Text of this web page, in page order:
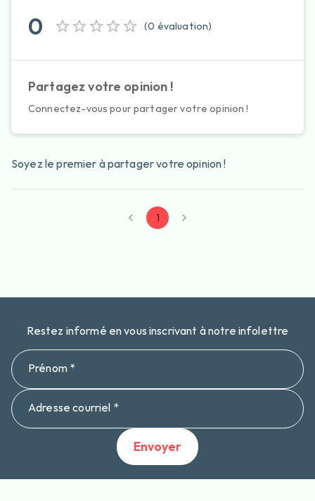
0 (0 évaluation)
Partagez votre opinion !
Connectez-vous pour partager votre opinion !
Soyez le premier à partager votre opinion !
1
Restez informé en vous inscrivant à notre infolettre
Prénom *
Adresse courriel *
Envoyer